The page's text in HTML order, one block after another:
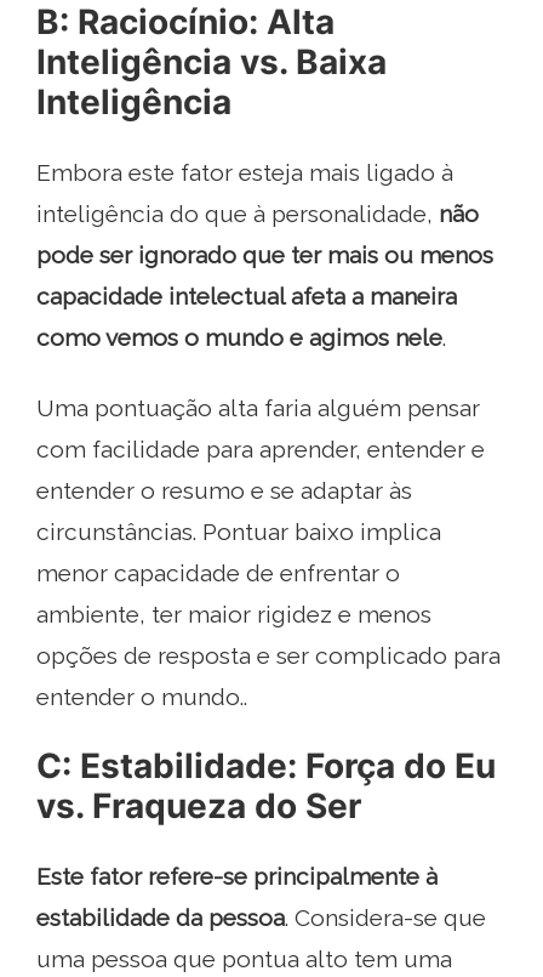
B: Raciocínio: Alta
Inteligência vs. Baixa
Inteligência
Embora este fator esteja mais ligado à
inteligência do que à personalidade, não
pode ser ignorado que ter mais ou menos
capacidade intelectual afeta a maneira
como vemos o mundo e agimos nele.
Uma pontuação alta faria alguém pensar
com facilidade para aprender, entender e
entender o resumo e se adaptar às
circunstâncias. Pontuar baixo implica
menor capacidade de enfrentar o
ambiente, ter maior rigidez e menos
opções de resposta e ser complicado para
entender o mundo..
C: Estabilidade: Força do Eu
vs. Fraqueza do Ser
Este fator refere-se principalmente à
estabilidade da pessoa. Considera-se que
uma pessoa que pontua alto tem uma